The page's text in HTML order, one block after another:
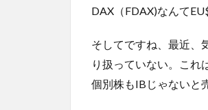
DAX（FDAX)なんて
そしてですね、最近、
り扱っていない。これ
個別株もIBじゃないと